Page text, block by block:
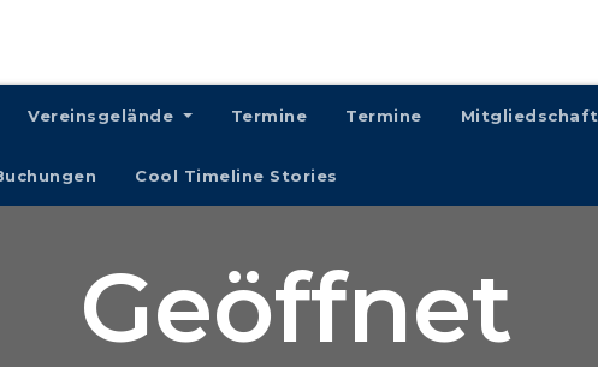
Vereinsgelände Termine Termine Mitgliedschaft
Cool Timeline Stories
Geöffnet